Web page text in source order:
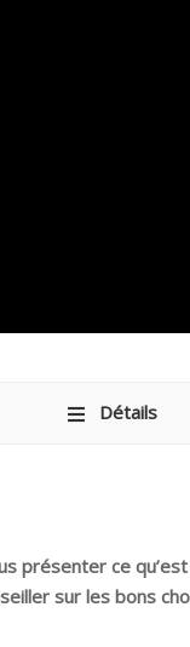
Détails
présenter ce
sur les bons